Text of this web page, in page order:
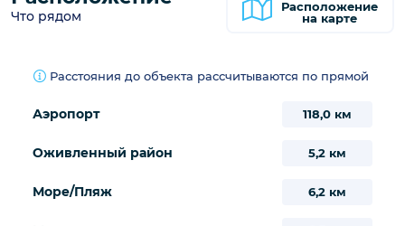
Что рядом
Расположение
на карте
Расстояния до объекта рассчитываются по прямой
Аэропорт 118,0 км
Оживленный район 5,2 км
Море/Пляж 6,2 км